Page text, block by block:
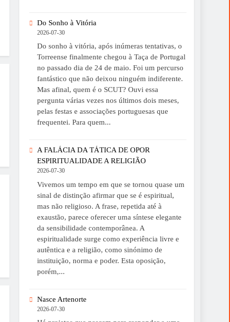
Do Sonho à Vitória
2026-07-30
Do sonho à vitória, após inúmeras tentativas, o
Torreense finalmente chegou à Taça de Portugal
no passado dia de 24 de maio. Foi um percurso
fantástico que não deixou ninguém indiferente.
Mas afinal, quem é o SCUT? Ouvi essa
pergunta várias vezes nos últimos dois meses,
pelas festas e associações portuguesas que
frequentei. Para quem...
A FALÁCIA DA TÁTICA DE OPOR
ESPIRITUALIDADE A RELIGIÃO
2026-07-30
Vivemos um tempo em que se tornou quase um
sinal de distinção afirmar que se é espiritual,
mas não religioso. A frase, repetida até à
exaustão, parece oferecer uma síntese elegante
da sensibilidade contemporânea. A
espiritualidade surge como experiência livre e
autêntica e a religião, como sinónimo de
instituição, norma e poder. Esta oposição,
porém,...
Nasce Artenorte
2026-07-30